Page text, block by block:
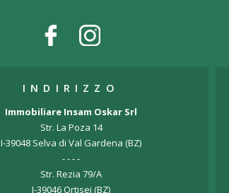
INDIRIZZO
Immobiliare Insam Oskar Srl
Str. La Poza 14
I-39048 Selva di Val Gardena (BZ)
- - - -
Str. Rezia 79/A
I-39046 Ortisei (BZ)